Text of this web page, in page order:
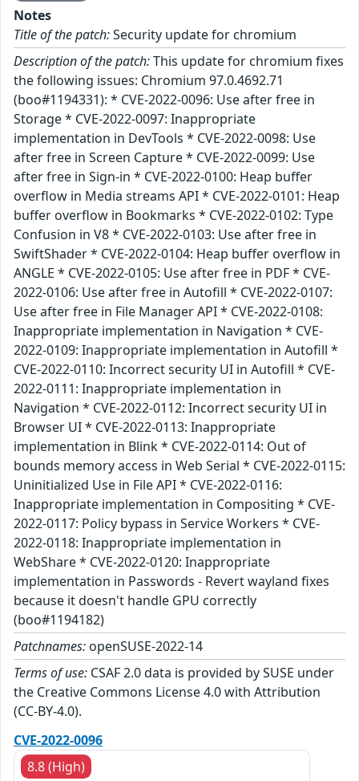
Notes
Title of the patch:Security update for chromium
Description of the patch:This update for chromium fixes
the following issues: Chromium 97.0.4692.71
(boo#1194331): * CVE-2022-0096: Use after free in
Storage * CVE-2022-0097: Inappropriate
implementation in DevTools * CVE-2022-0098: Use
after free in Screen Capture * CVE-2022-0099: Use
after free in Sign-in * CVE-2022-0100: Heap buffer
overflow in Media streams API * CVE-2022-0101: Heap
buffer overflow in Bookmarks * CVE-2022-0102: Type
Confusion in V8 * CVE-2022-0103: Use after free in
SwiftShader * CVE-2022-0104: Heap buffer overflow in
ANGLE * CVE-2022-0105: Use after free in PDF * CVE-
2022-0106: Use after free in Autofill * CVE-2022-0107:
Use after free in File Manager API * CVE-2022-0108:
Inappropriate implementation in Navigation * CVE-
2022-0109: Inappropriate implementation in Autofill *
CVE-2022-0110: Incorrect security UI in Autofill * CVE-
2022-0111: Inappropriate implementation in
Navigation * CVE-2022-0112: Incorrect security UI in
Browser UI * CVE-2022-0113: Inappropriate
implementation in Blink * CVE-2022-0114: Out of
bounds memory access in Web Serial * CVE-2022-0115:
Uninitialized Use in File API * CVE-2022-0116:
Inappropriate implementation in Compositing * CVE-
2022-0117: Policy bypass in Service Workers * CVE-
2022-0118: Inappropriate implementation in
WebShare * CVE-2022-0120: Inappropriate
implementation in Passwords - Revert wayland fixes
because it doesn't handle GPU correctly
(boo#1194182)
Patchnames: openSUSE-2022-14
Terms of use: CSAF 2.0 data is provided by SUSE under
the Creative Commons License 4.0 with Attribution
(CC-BY-4.0).
CVE-2022-0096
8.8 (High)